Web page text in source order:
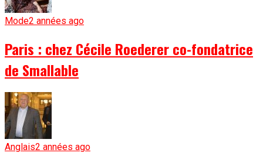
Mode2 années ago
Paris : chez Cécile Roederer co-fondatrice
de Smallable
Anglais2 années ago